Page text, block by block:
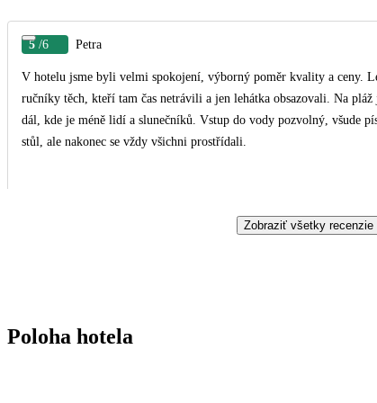
5 /6 Petra
V hotelu jsme byli velmi spokojení, výborný poměr kvality a ceny.
ručníky těch, kteří tam čas netrávili a jen lehátka obsazovali. Na
dál, kde je méně lidí a slunečníků. Vstup do vody pozvolný, všude
stůl, ale nakonec se vždy všichni prostřídali.
Zobraziť všetky recenzie
Poloha hotela